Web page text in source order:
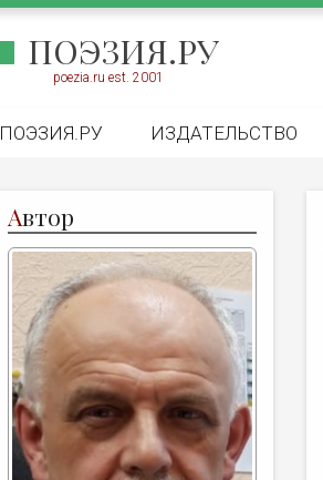
ПОЭЗИЯ.РУ
poezia.ru est. 2001
ПОЭЗИЯ.РУ ИЗДАТЕЛЬСТВО
Автор